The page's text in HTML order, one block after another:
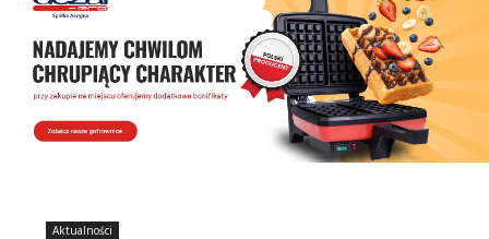
Aktualności